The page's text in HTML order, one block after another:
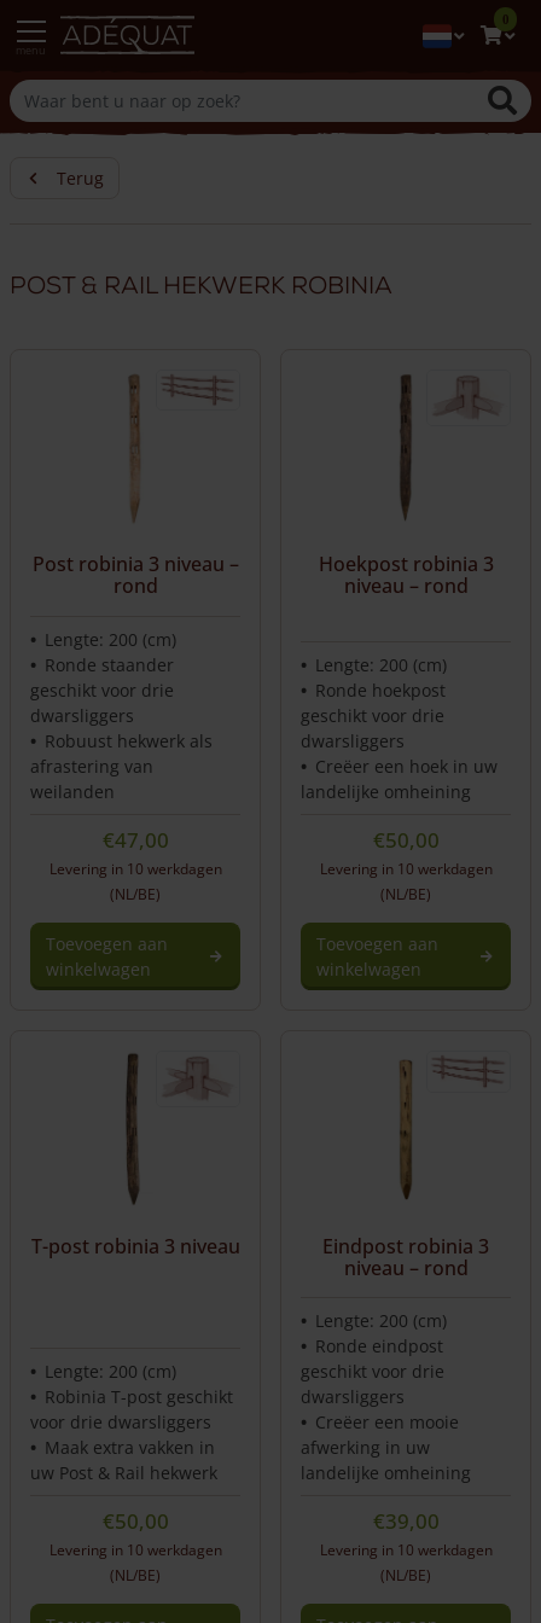
0
Terug
Post & rail hekwerk robinia
Post robinia 3 niveau –
rond
Lengte: 200 (cm)
Ronde staander
geschikt voor drie
dwarsliggers
Robuust hekwerk als
afrastering van
weilanden
€47,00
Levering in 10 werkdagen
(NL/BE)
Toevoegen aan
winkelwagen
Hoekpost robinia 3
niveau – rond
Lengte: 200 (cm)
Ronde hoekpost
geschikt voor drie
dwarsliggers
Creëer een hoek in uw
landelijke omheining
€50,00
Levering in 10 werkdagen
(NL/BE)
Toevoegen aan
winkelwagen
T-post robinia 3 niveau
Lengte: 200 (cm)
Robinia T-post geschikt
voor drie dwarsliggers
Maak extra vakken in
uw Post & Rail hekwerk
€50,00
Levering in 10 werkdagen
(NL/BE)
Eindpost robinia 3
niveau – rond
Lengte: 200 (cm)
Ronde eindpost
geschikt voor drie
dwarsliggers
Creëer een mooie
afwerking in uw
landelijke omheining
€39,00
Levering in 10 werkdagen
(NL/BE)